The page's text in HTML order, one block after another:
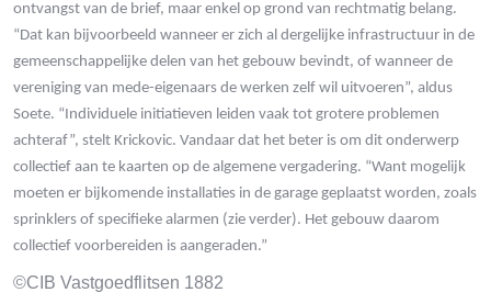
ontvangst van de brief, maar enkel op grond van rechtmatig belang.
“Dat kan bijvoorbeeld wanneer er zich al dergelijke infrastructuur in de
gemeenschappelijke delen van het gebouw bevindt, of wanneer de
vereniging van mede-eigenaars de werken zelf wil uitvoeren”, aldus
Soete. “Individuele initiatieven leiden vaak tot grotere problemen
achteraf”, stelt Krickovic. Vandaar dat het beter is om dit onderwerp
collectief aan te kaarten op de algemene vergadering. “Want mogelijk
moeten er bijkomende installaties in de garage geplaatst worden, zoals
sprinklers of specifieke alarmen (zie verder). Het gebouw daarom
collectief voorbereiden is aangeraden.”
©CIB Vastgoedflitsen 1882